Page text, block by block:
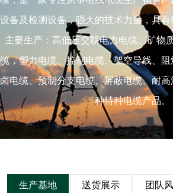
设备及检测设备，强大的技术力量，具
主要生产：高低压交联电力电缆、矿物
缆，塑力电缆、控制电缆、架空导线、
卤电缆、预制分支电缆、屏蔽电缆、耐
种特种电缆产品。
生产基地 送货展示 团队